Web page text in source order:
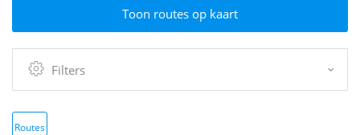
Toon routes op kaart
Filters
Routes